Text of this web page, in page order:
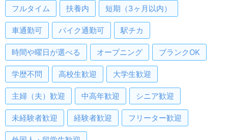
フルタイム 扶養内 短期（3ヶ月以内）
車通勤可 バイク通勤可 駅チカ
時間や曜日が選べる オープニング ブランクOK
学歴不問 高校生歓迎 大学生歓迎
主婦（夫）歓迎 中高年歓迎 シニア歓迎
未経験者歓迎 経験者歓迎 フリーター歓迎